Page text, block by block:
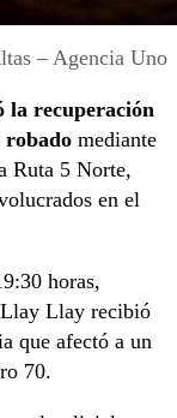
– Agencia Uno
la recuperación
robado mediante
Ruta 5 Norte,
en el
horas,
Llay Llay recibió
que afectó a un
70.